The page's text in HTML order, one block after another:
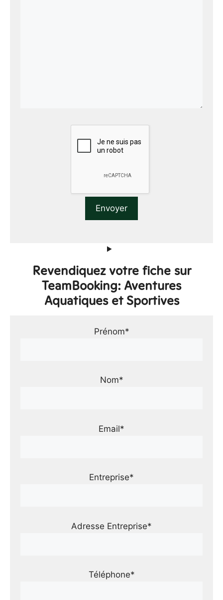
Revendiquez votre fiche sur
TeamBooking: Aventures
Aquatiques et Sportives
Prénom*
Nom*
Email*
Entreprise*
Adresse Entreprise*
Téléphone*